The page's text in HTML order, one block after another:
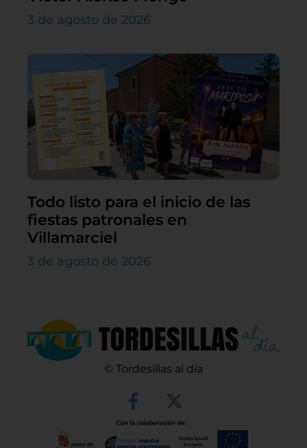
3 de agosto de 2026
Todo listo para el inicio de las
fiestas patronales en
Villamarciel
3 de agosto de 2026
© Tordesillas al día